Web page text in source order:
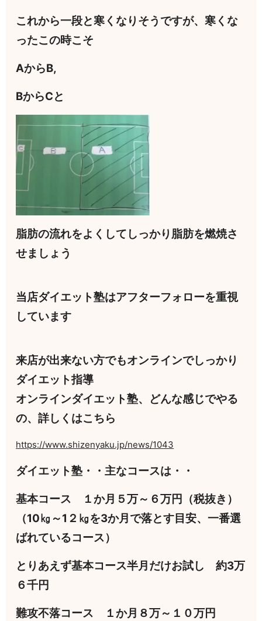
これから一段と寒くなりそうですが、寒くな
ったこの時こそ
AからB,
BからCと
脂肪の流れをよくしてしっかり脂肪を燃焼さ
せましょう
当店ダイエット塾はアフターフォローを重視
しています
来店が出来ない方でもオンラインでしっかり
ダイエット指導
オンラインダイエット塾、どんな感じでやる
の、詳しくはこちら
https://www.shizenyaku.jp/news/1043
ダイエット塾・・主なコースは・・
基本コース １か月５万～６万円（税抜き）
（10㎏～1２㎏を3か月で落とす目安、一番選
ばれているコース）
とりあえず基本コース半月だけお試し 約3万
６千円
難攻不落コース １か月８万～１０万円